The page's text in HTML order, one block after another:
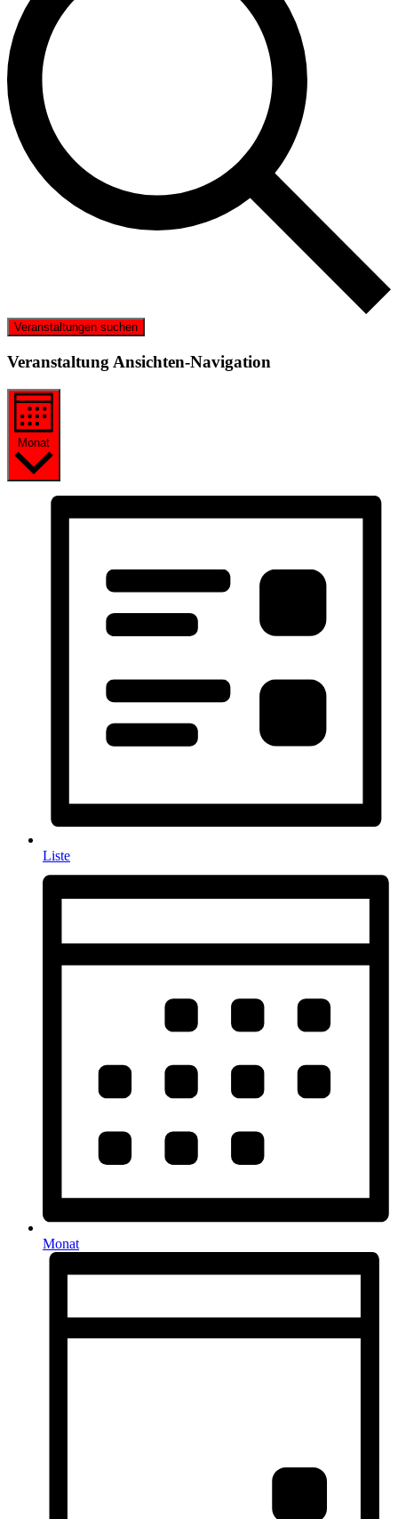
Veranstaltungen suchen
Veranstaltung Ansichten-Navigation
Monat
Liste
Monat